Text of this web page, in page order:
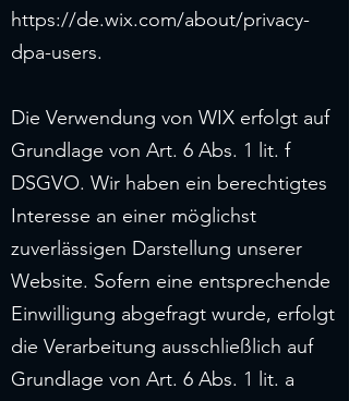
https://de.wix.com/about/privacy-
dpa-users.
Die Verwendung von WIX erfolgt auf
Grundlage von Art. 6 Abs. 1 lit. f
DSGVO. Wir haben ein berechtigtes
Interesse an einer möglichst
zuverlässigen Darstellung unserer
Website. Sofern eine entsprechende
Einwilligung abgefragt wurde, erfolgt
die Verarbeitung ausschließlich auf
Grundlage von Art. 6 Abs. 1 lit. a